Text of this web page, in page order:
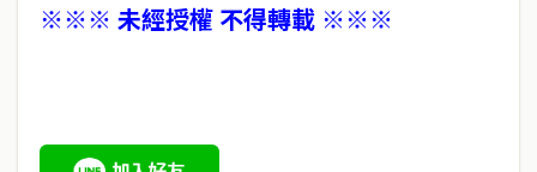
※※※ 未經授權 不得轉載 ※※※